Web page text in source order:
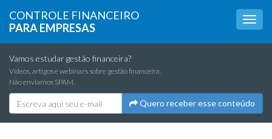
CONTROLE FINANCEIRO
PARA EMPRESAS
Vamos estudar gestão financeira?
Vídeos, artigos e webinars sobre gestão financeira.
Não enviamos SPAM.
Quero receber esse conteúdo